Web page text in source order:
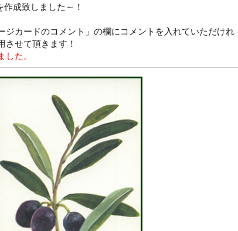
作成致しました～！
ジカードのコメント」の欄にコメントを入れていただけれ
させて頂きます！
た。